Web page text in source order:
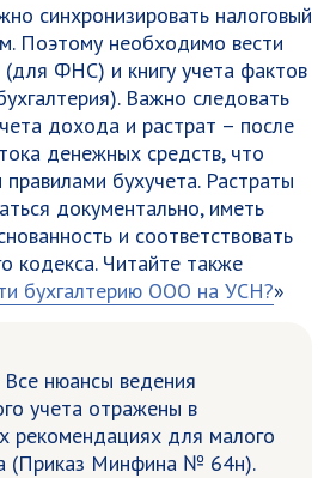
синхронизировать налоговый
Поэтому необходимо вести
ФНС) и книгу учета фактов
Важно следовать
дохода и растрат – после
денежных средств, что
бухучета. Растраты
документально, иметь
и соответствовать
кодекса. Читайте также
бухгалтерию ООО на УСН?»
нюансы ведения
учета отражены в
рекомендациях для малого
(Приказ Минфина № 64н).